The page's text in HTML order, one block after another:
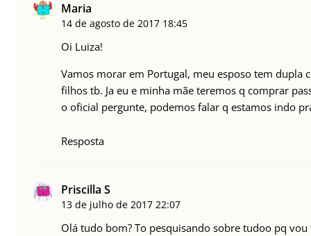
Maria
14 de agosto de 2017 18:45
Oi Luiza!
Vamos morar em Portugal, meu esposo tem dupla
filhos tb. Ja eu e minha mãe teremos q comprar
o oficial pergunte, podemos falar q estamos indo
Resposta
Priscilla S
13 de julho de 2017 22:07
Olá tudo bom? To pesquisando sobre tudoo pq